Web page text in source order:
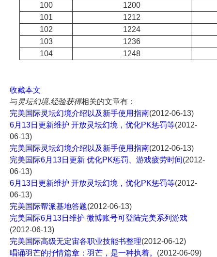
100
1200
101
1212
102
1224
103
1236
104
1248
收藏本文
与灵坛幻境,经验获得相关的文章有：
完美国际灵坛幻境介绍以及新手使用指南(2012-06-13)
6月13日更新维护 开放灵坛幻境，优化PK惩罚等(2012-
06-13)
完美国际灵坛幻境介绍以及新手使用指南(2012-06-13)
完美国际6月13日更新 优化PK惩罚、游戏疲劳时间(2012-
06-13)
6月13日更新维护 开放灵坛幻境，优化PK惩罚等(2012-
06-13)
完美国际帮派基地答题(2012-06-13)
完美国际6月13日维护 微博账号可登陆完美系列游戏
(2012-06-13)
完美国际高级无定宙各职业技能书整理(2012-06-12)
唱诵羽芒的抒情篇章：羽芒，是一种执着。 (2012-06-09)